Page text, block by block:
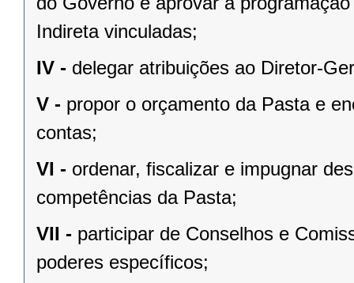
Indireta vinculadas;
IV - delegar atribuições ao Diretor-
V - propor o orçamento da Pasta e
contas;
VI - ordenar, fiscalizar e impugnar
competências da Pasta;
VII - participar de Conselhos e
poderes específicos;